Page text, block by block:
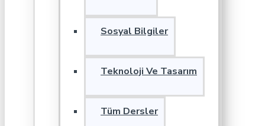
Sosyal Bilgiler
Teknoloji Ve Tasarım
Tüm Dersler